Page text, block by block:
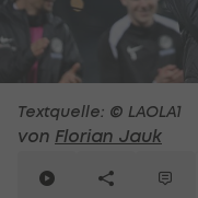
Textquelle: © LAOLA1
von Florian Jauk